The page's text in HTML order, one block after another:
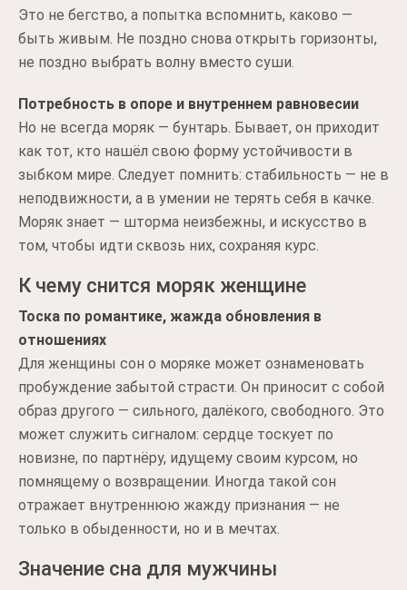
Это не бегство, а попытка вспомнить, каково —
быть живым. Не поздно снова открыть горизонты,
не поздно выбрать волну вместо суши.
Потребность в опоре и внутреннем равновесии
Но не всегда моряк — бунтарь. Бывает, он приходит
как тот, кто нашёл свою форму устойчивости в
зыбком мире. Следует помнить: стабильность — не в
неподвижности, а в умении не терять себя в качке.
Моряк знает — шторма неизбежны, и искусство в
том, чтобы идти сквозь них, сохраняя курс.
К чему снится моряк женщине
Тоска по романтике, жажда обновления в
отношениях
Для женщины сон о моряке может ознаменовать
пробуждение забытой страсти. Он приносит с собой
образ другого — сильного, далёкого, свободного. Это
может служить сигналом: сердце тоскует по
новизне, по партнёру, идущему своим курсом, но
помнящему о возвращении. Иногда такой сон
отражает внутреннюю жажду признания — не
только в обыденности, но и в мечтах.
Значение сна для мужчины